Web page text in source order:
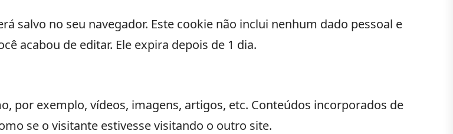
salvo no seu navegador. Este cookie não inclui nenhum dado pessoal e
acabou de editar. Ele expira depois de 1 dia.
por exemplo, vídeos, imagens, artigos, etc. Conteúdos incorporados de
se o visitante estivesse visitando o outro site.